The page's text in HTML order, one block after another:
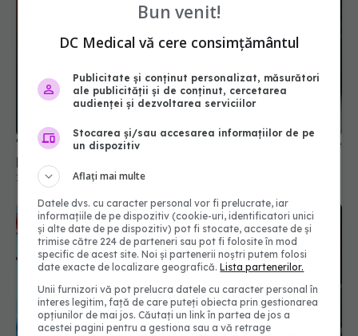
"Nu este un vaccin, este o injecție": diferența care
poate schimba încrederea oamenilor în știință
18 mar 2025, 20:21
Bun venit!
DC Medical vă cere consimțământul
Publicitate și conținut personalizat, măsurători
ale publicității și de conținut, cercetarea
audienței și dezvoltarea serviciilor
Stocarea și/sau accesarea informațiilor de pe
un dispozitiv
Aflați mai multe
Datele dvs. cu caracter personal vor fi prelucrate, iar
informațiile de pe dispozitiv (cookie-uri, identificatori unici
și alte date de pe dispozitiv) pot fi stocate, accesate de și
trimise către 224 de parteneri sau pot fi folosite în mod
specific de acest site. Noi și partenerii noștri putem folosi
date exacte de localizare geografică.Lista partenerilor.
Unii furnizori vă pot prelucra datele cu caracter personal în
interes legitim, față de care puteți obiecta prin gestionarea
opțiunilor de mai jos. Căutați un link în partea de jos a
acestei pagini pentru a gestiona sau a vă retrage